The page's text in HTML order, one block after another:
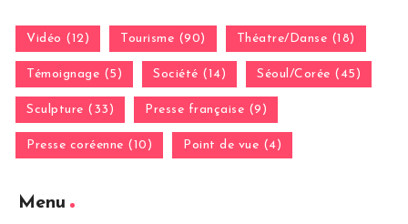
Vidéo (12) Tourisme (90) Théatre/Danse (18)
Témoignage (5) Société (14) Séoul/Corée (45)
Sculpture (33) Presse française (9)
Presse coréenne (10) Point de vue (4)
Menu